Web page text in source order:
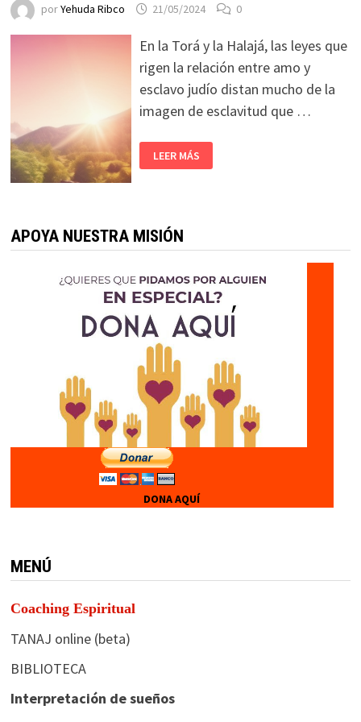
porYehuda Ribco 21/05/2024 0
En la Torá y la Halajá, las leyes que
rigen la relación entre amo y
esclavo judío distan mucho de la
imagen de esclavitud que …
LEER MÁS
APOYA NUESTRA MISIÓN
DONA AQUÍ
MENÚ
Coaching Espiritual
TANAJ online (beta)
BIBLIOTECA
Interpretación de sueños